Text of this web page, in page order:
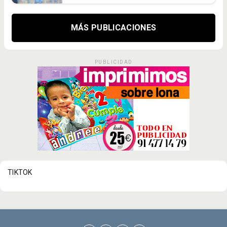
MÁS PUBLICACIONES
PUBLICIDAD
TIKTOK